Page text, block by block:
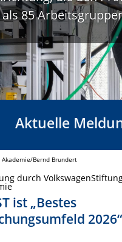
85
Aktuelle
Akademie/Bernd Brundert
durch
ist „Bestes
2026“